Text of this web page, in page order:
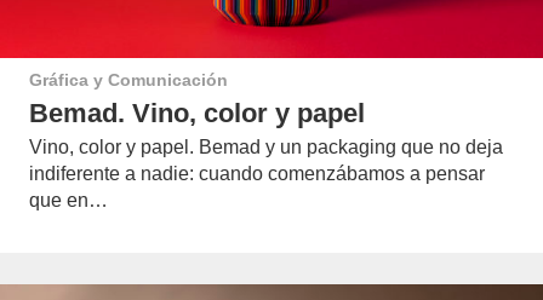
Gráfica y Comunicación
Bemad. Vino, color y papel
Vino, color y papel. Bemad y un packaging que no deja
indiferente a nadie: cuando comenzábamos a pensar
que en…